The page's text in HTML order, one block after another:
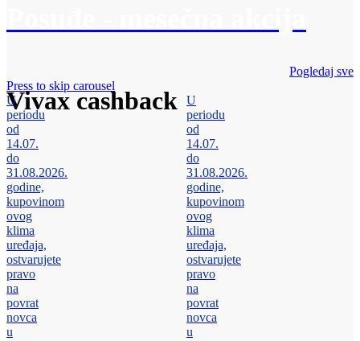
Vivax cashback
Pogledaj sve
Press to skip carousel
U
periodu
od
14.07.
do
31.08.2026.
godine,
kupovinom
ovog
klima
uređaja,
ostvarujete
pravo
na
povrat
novca
u
U
periodu
od
14.07.
do
31.08.2026.
godine,
kupovinom
ovog
klima
uređaja,
ostvarujete
pravo
na
povrat
novca
u